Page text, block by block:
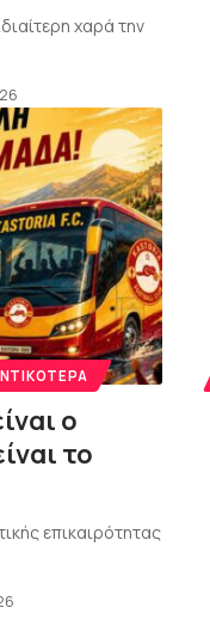
χαρά την
ο
το
επικαιρότητας